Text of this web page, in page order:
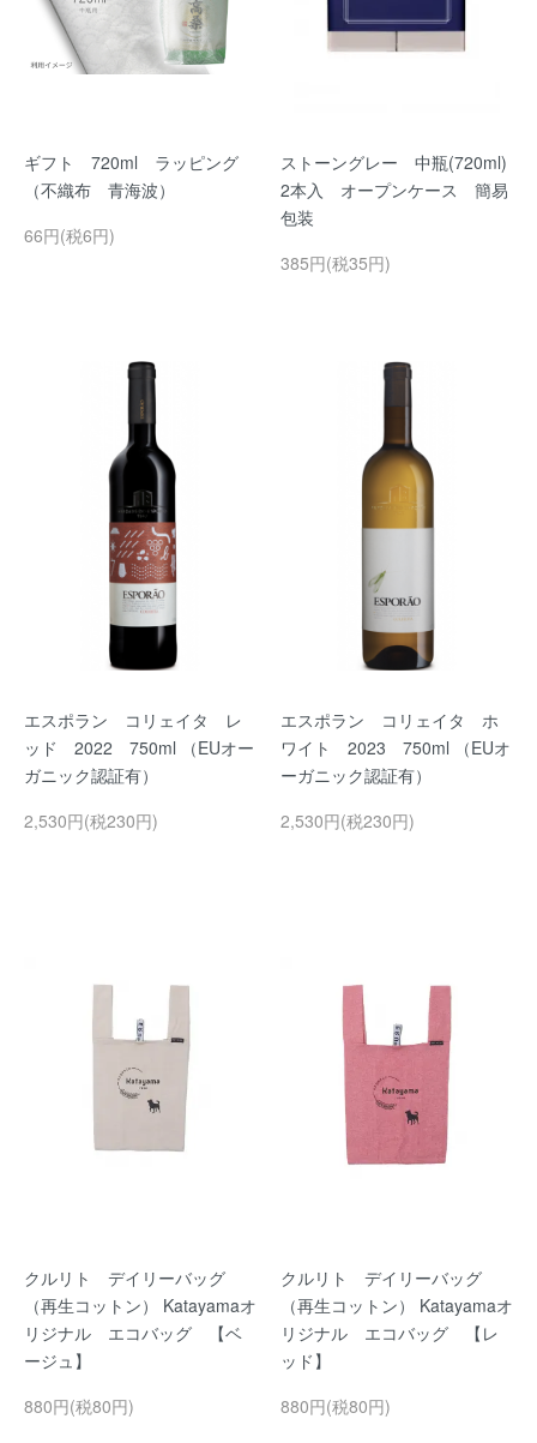
ギフト 720ml ラッピング
（不織布 青海波）
66円(税6円)
ストーングレー 中瓶(720ml)
2本入 オープンケース 簡易
包装
385円(税35円)
エスポラン コリェイタ レ
ッド 2022 750ml （EUオー
ガニック認証有）
2,530円(税230円)
エスポラン コリェイタ ホ
ワイト 2023 750ml （EUオ
ーガニック認証有）
2,530円(税230円)
クルリト デイリーバッグ
（再生コットン） Katayamaオ
リジナル エコバッグ 【ベ
ージュ】
880円(税80円)
クルリト デイリーバッグ
（再生コットン） Katayamaオ
リジナル エコバッグ 【レ
ッド】
880円(税80円)